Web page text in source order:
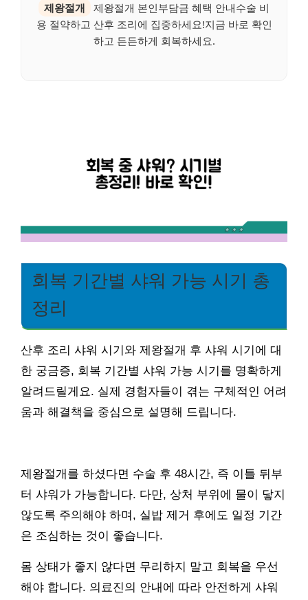
제왕절개
제왕절개 본인부담금 혜택 안내수술 비
용 절약하고 산후 조리에 집중하세요!지금 바로 확인
하고 든든하게 회복하세요.
회복 기간별 샤워 가능 시기 총
정리
산후 조리 샤워 시기와 제왕절개 후 샤워 시기에 대
한 궁금증, 회복 기간별 샤워 가능 시기를 명확하게
알려드릴게요. 실제 경험자들이 겪는 구체적인 어려
움과 해결책을 중심으로 설명해 드립니다.
제왕절개를 하셨다면 수술 후 48시간, 즉 이틀 뒤부
터 샤워가 가능합니다. 다만, 상처 부위에 물이 닿지
않도록 주의해야 하며, 실밥 제거 후에도 일정 기간
은 조심하는 것이 좋습니다.
몸 상태가 좋지 않다면 무리하지 말고 회복을 우선
해야 합니다. 의료진의 안내에 따라 안전하게 샤워